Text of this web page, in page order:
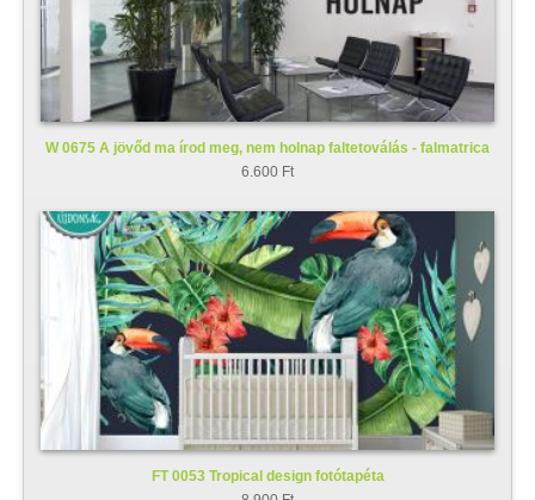
W 0675 A jövőd ma írod meg, nem holnap faltetoválás - falmatrica
6.600 Ft
FT 0053 Tropical design fotótapéta